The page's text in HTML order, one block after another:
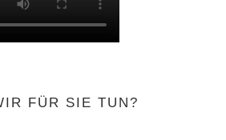
FÜR SIE TUN?